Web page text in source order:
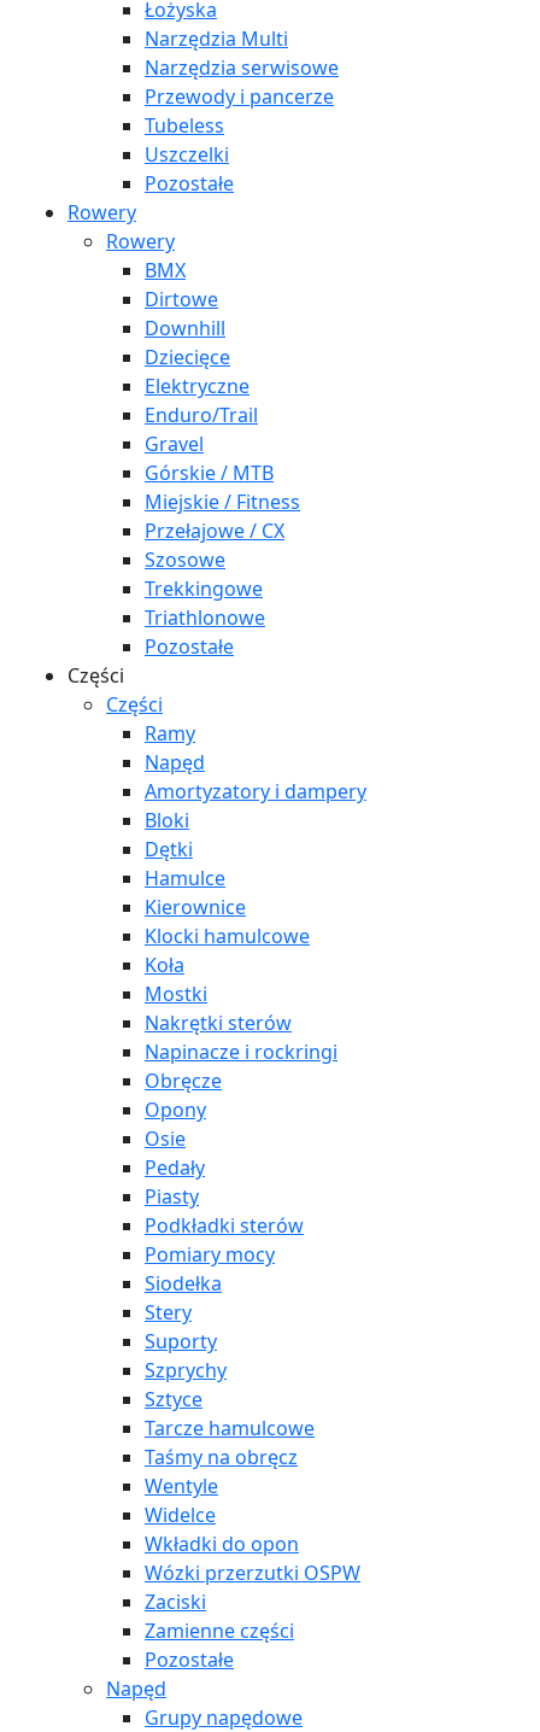
Łożyska
Narzędzia Multi
Narzędzia serwisowe
Przewody i pancerze
Tubeless
Uszczelki
Pozostałe
Rowery
Rowery
BMX
Dirtowe
Downhill
Dziecięce
Elektryczne
Enduro/Trail
Gravel
Górskie / MTB
Miejskie / Fitness
Przełajowe / CX
Szosowe
Trekkingowe
Triathlonowe
Pozostałe
Części
Części
Ramy
Napęd
Amortyzatory i dampery
Bloki
Dętki
Hamulce
Kierownice
Klocki hamulcowe
Koła
Mostki
Nakrętki sterów
Napinacze i rockringi
Obręcze
Opony
Osie
Pedały
Piasty
Podkładki sterów
Pomiary mocy
Siodełka
Stery
Suporty
Szprychy
Sztyce
Tarcze hamulcowe
Taśmy na obręcz
Wentyle
Widelce
Wkładki do opon
Wózki przerzutki OSPW
Zaciski
Zamienne części
Pozostałe
Napęd
Grupy napędowe